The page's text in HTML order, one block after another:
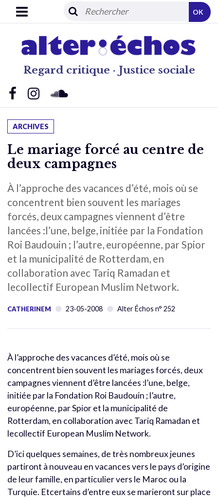
Regard critique · Justice sociale
OK
ARCHIVES
Le mariage forcé au centre de
deux campagnes
À l’approche des vacances d’été, mois où se
concentrent bien souvent les mariages
forcés, deux campagnes viennent d’être
lancées :l’une, belge, initiée par la Fondation
Roi Baudouin ; l’autre, européenne, par Spior
et la municipalité de Rotterdam, en
collaboration avec Tariq Ramadan et
lecollectif European Muslim Network.
CATHERINEM 23-05-2008 Alter Échos n° 252
À l’approche des vacances d’été, mois où se
concentrent bien souvent les mariages forcés, deux
campagnes viennent d’être lancées :l’une, belge,
initiée par la Fondation Roi Baudouin ; l’autre,
européenne, par Spior et la municipalité de
Rotterdam, en collaboration avec Tariq Ramadan et
lecollectif European Muslim Network.
D’ici quelques semaines, de très nombreux jeunes
partiront à nouveau en vacances vers le pays d’origine
de leur famille, en particulier vers le Maroc ou la
Turquie. Etcertains d’entre eux se marieront sur place